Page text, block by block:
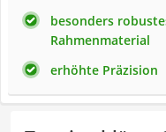
besonders
Rahmenmaterial
erhöhte Präzision